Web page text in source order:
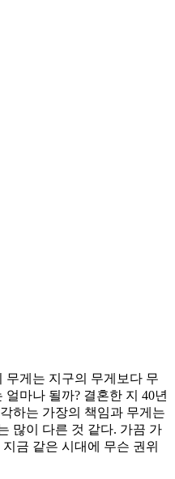
무게는 지구의 무게보다 무
마나 될까? 결혼한 지 40년
하는 가장의 책임과 무게는
많이 다른 것 같다. 가끔 가
금 같은 시대에 무슨 권위